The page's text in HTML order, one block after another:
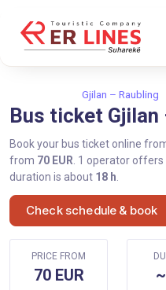
Gjilan – Raubling
Bus ticket Gjilan
Book your bus ticket online
from 70 EUR . 1 operator
duration is about 18 h
Check schedule & book
PRICE FROM
70 EUR